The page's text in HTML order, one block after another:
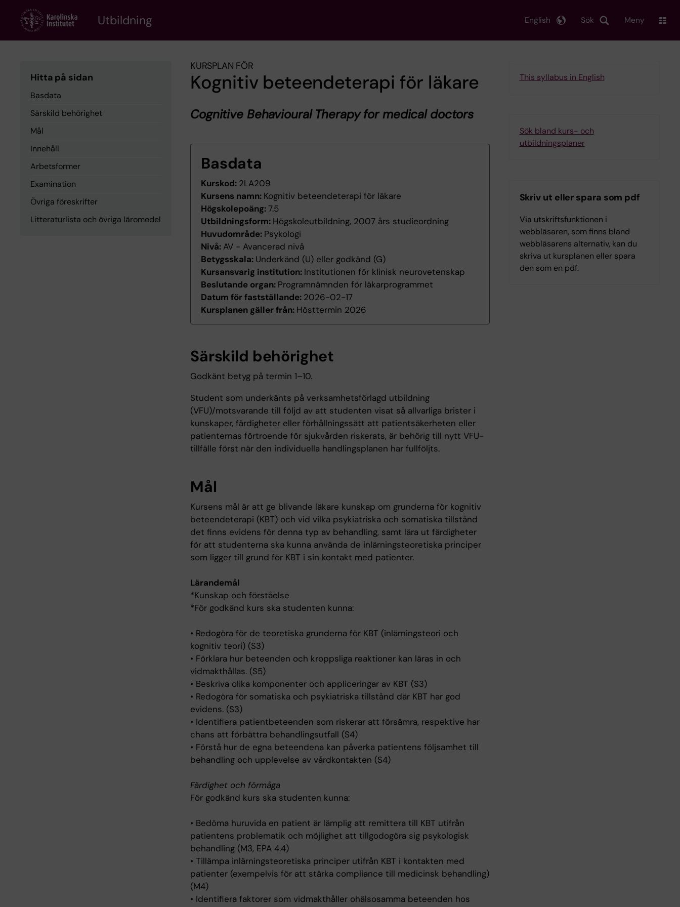
content
Utbildning Sök
English Meny
Hitta på sidan
Basdata
Särskild behörighet
Mål
Innehåll
Arbetsformer
Examination
Övriga föreskrifter
Litteraturlista och övriga läromedel
KURSPLAN FÖR
Kognitiv beteendeterapi för läkare
Cognitive Behavioural Therapy for medical doctors
Basdata
Kurskod: 2LA209
Kursens namn: Kognitiv beteendeterapi för läkare
Högskolepoäng:7.5
Utbildningsform: Högskoleutbildning, 2007 års studieordning
Huvudområde: Psykologi
Nivå: AV - Avancerad nivå
Betygsskala: Underkänd (U) eller godkänd (G)
Kursansvarig institution: Institutionen för klinisk neurovetenskap
Beslutande organ: Programnämnden för läkarprogrammet
Datum för fastställande: 2026-02-17
Kursplanen gäller från: Hösttermin 2026
Särskild behörighet
Godkänt betyg på termin 1–10.
Student som underkänts på verksamhetsförlagd utbildning
(VFU)/motsvarande till följd av att studenten visat så allvarliga brister i
kunskaper, färdigheter eller förhållningssätt att patientsäkerheten eller
patienternas förtroende för sjukvården riskerats, är behörig till nytt VFU-
tillfälle först när den individuella handlingsplanen har fullföljts.
Mål
Kursens mål är att ge blivande läkare kunskap om grunderna för kognitiv
beteendeterapi (KBT) och vid vilka psykiatriska och somatiska tillstånd
det finns evidens för denna typ av behandling, samt lära ut färdigheter
för att studenterna ska kunna använda de inlärningsteoretiska principer
som ligger till grund för KBT i sin kontakt med patienter.
Lärandemål
*Kunskap och förståelse
*För godkänd kurs ska studenten kunna:
• Redogöra för de teoretiska grunderna för KBT (inlärningsteori och
kognitiv teori) (S3)
• Förklara hur beteenden och kroppsliga reaktioner kan läras in och
vidmakthållas. (S5)
• Beskriva olika komponenter och appliceringar av KBT (S3)
• Redogöra för somatiska och psykiatriska tillstånd där KBT har god
evidens. (S3)
• Identifiera patientbeteenden som riskerar att försämra, respektive har
chans att förbättra behandlingsutfall (S4)
• Förstå hur de egna beteendena kan påverka patientens följsamhet till
behandling och upplevelse av vårdkontakten (S4)
Färdighet och förmåga
För godkänd kurs ska studenten kunna:
• Bedöma huruvida en patient är lämplig att remittera till KBT utifrån
patientens problematik och möjlighet att tillgodogöra sig psykologisk
behandling (M3, EPA 4.4)
• Tillämpa inlärningsteoretiska principer utifrån KBT i kontakten med
patienter (exempelvis för att stärka compliance till medicinsk behandling)
(M4)
• Identifiera faktorer som vidmakthåller ohälsosamma beteenden hos
This syllabus in English
Sök bland kurs- och
utbildningsplaner
Skriv ut eller spara som pdf
Via utskriftsfunktionen i
webbläsaren, som finns bland
webbläsarens alternativ, kan du
skriva ut kursplanen eller spara
den som en pdf.